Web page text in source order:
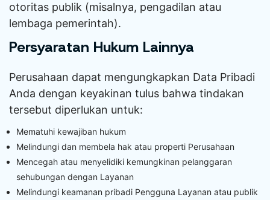
otoritas publik (misalnya, pengadilan atau
lembaga pemerintah).
Persyaratan Hukum Lainnya
Perusahaan dapat mengungkapkan Data Pribadi
Anda dengan keyakinan tulus bahwa tindakan
tersebut diperlukan untuk:
Mematuhi kewajiban hukum
Melindungi dan membela hak atau properti Perusahaan
Mencegah atau menyelidiki kemungkinan pelanggaran
sehubungan dengan Layanan
Melindungi keamanan pribadi Pengguna Layanan atau publik